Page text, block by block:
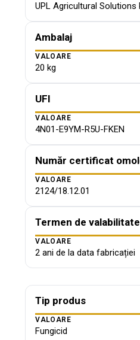
UPL Agricultural Solutions
Ambalaj
VALOARE
20 kg
UFI
VALOARE
4N01-E9YM-R5U-FKEN
Număr certificat
VALOARE
2124/18.12.01
Termen de valabilitate
VALOARE
2 ani de la data fabricației
Tip produs
VALOARE
Fungicid